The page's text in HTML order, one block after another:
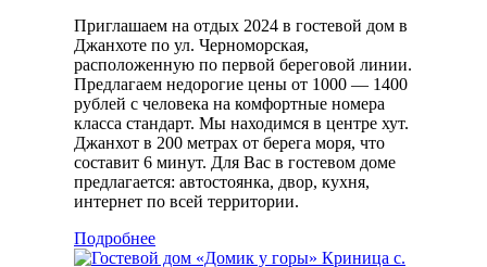
Приглашаем на отдых 2024 в гостевой дом в
Джанхоте по ул. Черноморская,
расположенную по первой береговой линии.
Предлагаем недорогие цены от 1000 — 1400
рублей с человека на комфортные номера
класса стандарт. Мы находимся в центре хут.
Джанхот в 200 метрах от берега моря, что
составит 6 минут. Для Вас в гостевом доме
предлагается: автостоянка, двор, кухня,
интернет по всей территории.
Подробнее